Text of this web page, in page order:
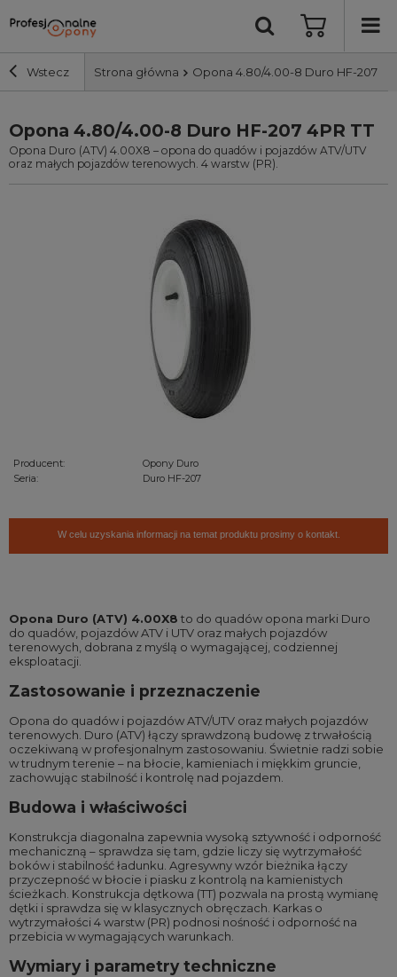
Wstecz Strona główna Opona 4.80/4.00-8 Duro HF-207
Szerokość i profil
Wyszukaj
Opona 4.80/4.00-8 Duro HF-207 4PR TT
Opona Duro (ATV) 4.00X8 – opona do quadów i pojazdów ATV/UTV
oraz małych pojazdów terenowych. 4 warstw (PR).
Producent:
Opony Duro
Seria:
Duro HF-207
W celu uzyskania informacji na temat produktu prosimy o kontakt.
Opona Duro (ATV) 4.00X8 to do quadów opona marki Duro
do quadów, pojazdów ATV i UTV oraz małych pojazdów
terenowych, dobrana z myślą o wymagającej, codziennej
eksploatacji.
Zastosowanie i przeznaczenie
Opona do quadów i pojazdów ATV/UTV oraz małych pojazdów
terenowych. Duro (ATV) łączy sprawdzoną budowę z trwałością
oczekiwaną w profesjonalnym zastosowaniu. Świetnie radzi sobie
w trudnym terenie – na błocie, kamieniach i miękkim gruncie,
zachowując stabilność i kontrolę nad pojazdem.
Budowa i właściwości
Konstrukcja diagonalna zapewnia wysoką sztywność i odporność
mechaniczną – sprawdza się tam, gdzie liczy się wytrzymałość
boków i stabilność ładunku. Agresywny wzór bieżnika łączy
przyczepność w błocie i piasku z kontrolą na kamienistych
ścieżkach. Konstrukcja dętkowa (TT) pozwala na prostą wymianę
dętki i sprawdza się w klasycznych obręczach. Karkas o
wytrzymałości 4 warstw (PR) podnosi nośność i odporność na
przebicia w wymagających warunkach.
Wymiary i parametry techniczne